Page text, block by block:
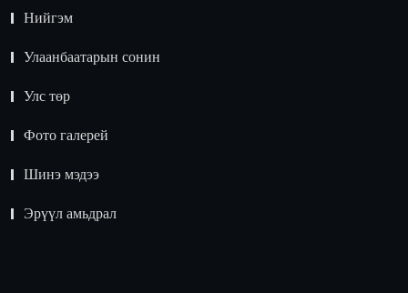
Нийгэм
Улаанбаатарын сонин
Улс төр
Фото галерей
Шинэ мэдээ
Эрүүл амьдрал